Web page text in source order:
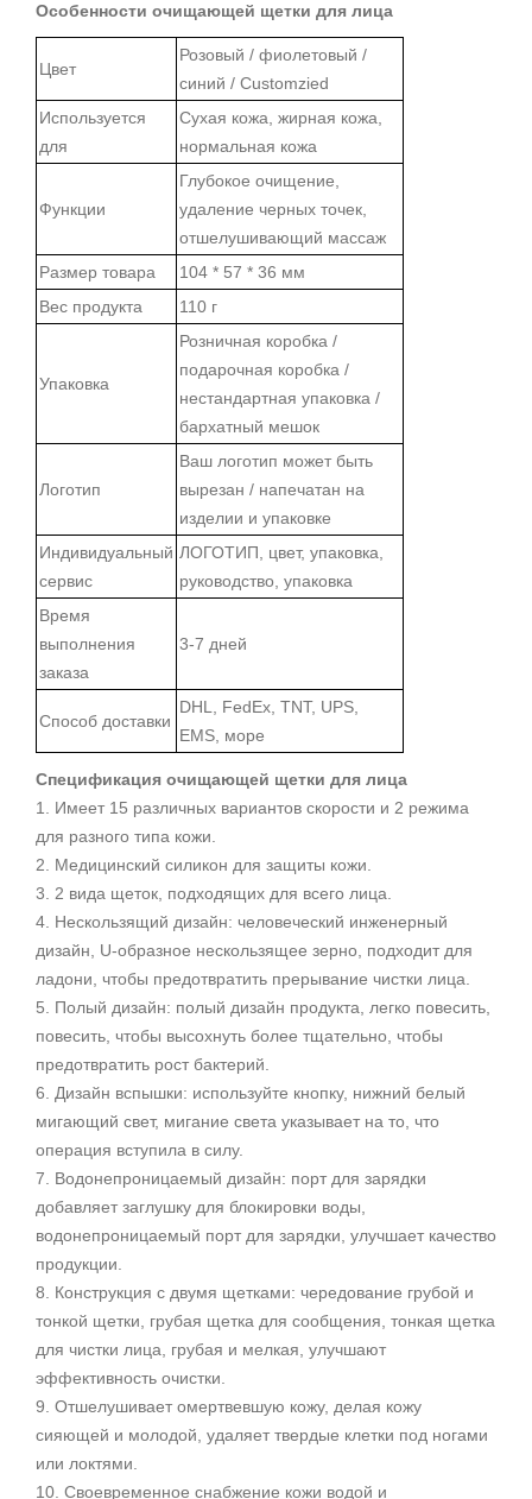
Особенности очищающей щетки для лица
Цвет
Розовый / фиолетовый /
синий / Customzied
Используется
для
Сухая кожа, жирная кожа,
нормальная кожа
Функции
Глубокое очищение,
удаление черных точек,
отшелушивающий массаж
Размер товара
104 * 57 * 36 мм
Вес продукта
110 г
Упаковка
Розничная коробка /
подарочная коробка /
нестандартная упаковка /
бархатный мешок
Логотип
Ваш логотип может быть
вырезан / напечатан на
изделии и упаковке
Индивидуальный
сервис
ЛОГОТИП, цвет, упаковка,
руководство, упаковка
Время
выполнения
заказа
3-7 дней
Способ доставки
DHL, FedEx, TNT, UPS,
EMS, море
Спецификация очищающей щетки для лица
1. Имеет 15 различных вариантов скорости и 2 режима
для разного типа кожи.
2. Медицинский силикон для защиты кожи.
3. 2 вида щеток, подходящих для всего лица.
4. Нескользящий дизайн: человеческий инженерный
дизайн, U-образное нескользящее зерно, подходит для
ладони, чтобы предотвратить прерывание чистки лица.
5. Полый дизайн: полый дизайн продукта, легко повесить,
повесить, чтобы высохнуть более тщательно, чтобы
предотвратить рост бактерий.
6. Дизайн вспышки: используйте кнопку, нижний белый
мигающий свет, мигание света указывает на то, что
операция вступила в силу.
7. Водонепроницаемый дизайн: порт для зарядки
добавляет заглушку для блокировки воды,
водонепроницаемый порт для зарядки, улучшает качество
продукции.
8. Конструкция с двумя щетками: чередование грубой и
тонкой щетки, грубая щетка для сообщения, тонкая щетка
для чистки лица, грубая и мелкая, улучшают
эффективность очистки.
9. Отшелушивает омертвевшую кожу, делая кожу
сияющей и молодой, удаляет твердые клетки под ногами
или локтями.
10. Своевременное снабжение кожи водой и